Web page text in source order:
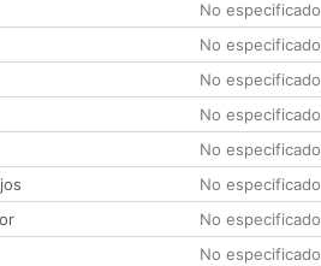
No especificado
No especificado
No especificado
No especificado
No especificado
No especificado
No especificado
No especificado